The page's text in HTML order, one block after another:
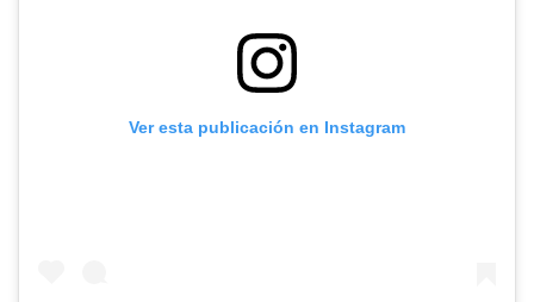
Ver esta publicación en Instagram